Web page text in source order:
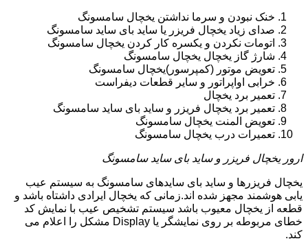
خنک نبودن و سرما نداشتن یخچال سامسونگ
صدای زیاد یخچال فریزر یا ساید بای ساید سامسونگ
اتومات نکردن و یکسره کار کردن یخچال سامسونگ
شارژ گاز یخچال یخچال سامسونگ
تعویض موتور (کمپرسور)یخچال سامسونگ
خرابی اواپراتور و سایر قطعات دیفراست
تعمیر برد یخچال
تعمیر برد یخچال فریزر و ساید بای ساید سامسونگ
تعویض المنت یخچال سامسونگ
تعمیرات درب یخچال سامسونگ
ارور یخچال فریزر و ساید بای ساید سامسونگ
یخچال فریزرها و ساید بای سایدهای سامسونگ به سیستم عیب
یابی هوشمند مجهز شده اند.زمانی که یخچال ایرادی داشتاه باشد و
قطعه از یخچال معیوب باشد سیستم تشخیص عیب با نمایش کد
خطای مربوطه بر روی نمایشگر یا Display مشکل را اعلام می
کند.